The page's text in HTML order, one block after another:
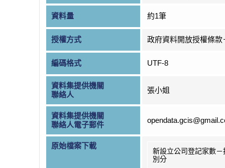
資料量 約1筆
授權方式 政府資料開放授權條款
編碼格式 UTF-8
資料集提供機關
聯絡人
張小姐
資料集提供機關
聯絡人電子郵件
原始檔案下載
新設立公司登記家數－
別分